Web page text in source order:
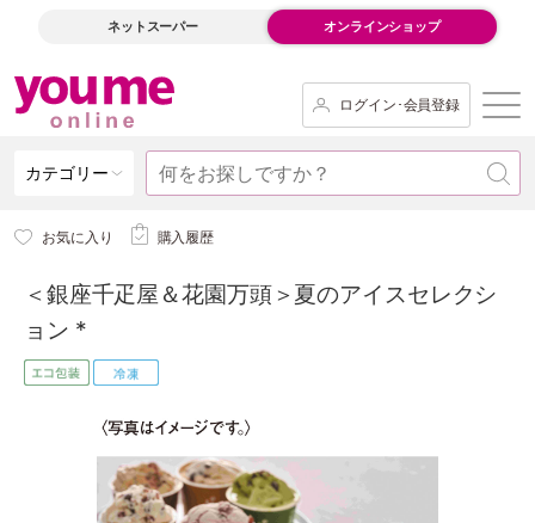
ネットスーパー オンラインショップ
ログイン･会員登録
カテゴリー
お気に入り 購入履歴
＜銀座千疋屋＆花園万頭＞夏のアイスセレクシ
ョン *